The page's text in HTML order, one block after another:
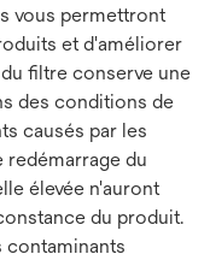
vous permettront
et d'améliorer
filtre conserve une
des conditions de
causés par les
redémarrage du
élevée n'auront
du produit.
contaminants